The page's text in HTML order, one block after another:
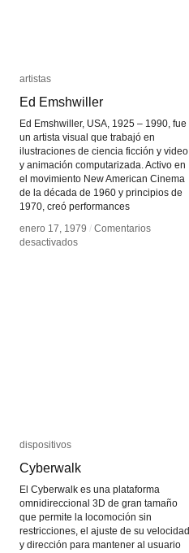
artistas
Ed Emshwiller
Ed Emshwiller, USA, 1925 – 1990, fue
un artista visual que trabajó en
ilustraciones de ciencia ficción y video
y animación computarizada. Activo en
el movimiento New American Cinema
de la década de 1960 y principios de
1970, creó performances
enero 17, 1979 / Comentarios
desactivadosen
artistas
Ed Emshwiller
enero 17, 1979 / Comentarios
desactivadosen
dispositivos
Cyberwalk
El Cyberwalk es una plataforma
omnidireccional 3D de gran tamaño
que permite la locomoción sin
restricciones, el ajuste de su velocidad
y dirección para mantener al usuario
dispositivos
Cyberwalk